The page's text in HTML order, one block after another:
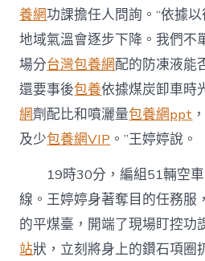
養網功課擔任人問詢。“依據
地域氣溫會逐步下降。我們不
場分台灣包養網配的防凍液能
還要事後包養依據煤炭卸車時
網劑配比和噴灑量包養網ppt
及少包養網VIP 。”王婷婷說。
19時30分，編組51輛空
線。王婷婷身著奪目的任務服
的平煤臺，開端了現場盯控功
站狀，立刻將身上的鑽石項圈